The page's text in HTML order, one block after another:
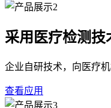
采用医疗检测技
企业自研技术，向医疗
查看应用